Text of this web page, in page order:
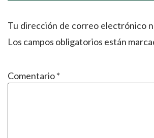
Tu dirección de correo electrónico
Los campos obligatorios están
Comentario*